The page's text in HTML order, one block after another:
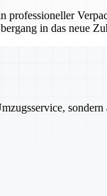
in das neue